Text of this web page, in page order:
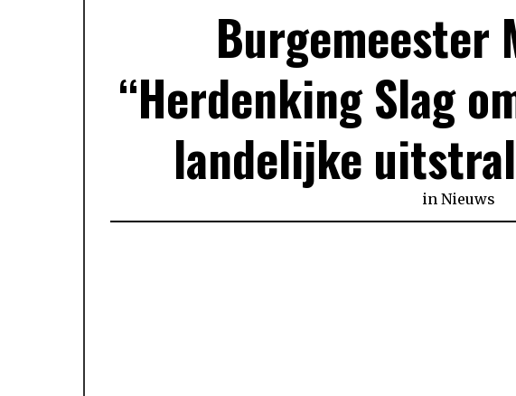
Burgemeester
“Herdenking Slag
landelijke
in Nieuws